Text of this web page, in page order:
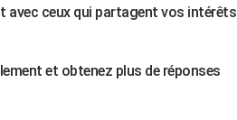
avec ceux qui partagent vos intérêts
et obtenez plus de réponses